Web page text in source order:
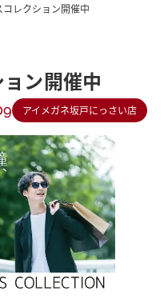
レクション開催中
ン開催中
アイメガネ坂戸にっさい店